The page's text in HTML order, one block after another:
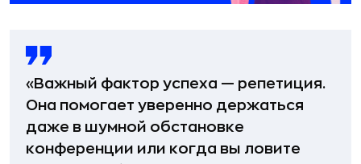
«Важный фактор успеха — репетиция.
Она помогает уверенно держаться
даже в шумной обстановке
конференции или когда вы ловите